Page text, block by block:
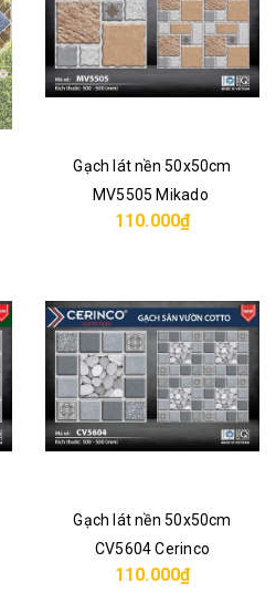
Gạch lát nền 50x50cm
MV5505 Mikado
110.000₫
Gạch lát nền 50x50cm
CV5604 Cerinco
110.000₫